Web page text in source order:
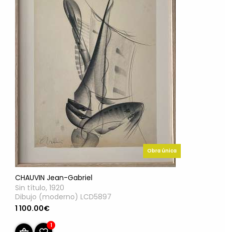
Obra única
CHAUVIN Jean-Gabriel
Sin título, 1920
Dibujo (moderno) LCD5897
1 100.00€
1